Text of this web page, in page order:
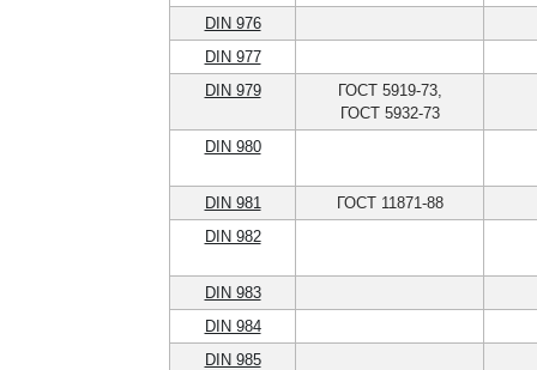
DIN 976
DIN 977
DIN 979
ГОСТ 5919-73,
ГОСТ 5932-73
DIN 980
DIN 981
ГОСТ 11871-88
DIN 982
DIN 983
DIN 984
DIN 985